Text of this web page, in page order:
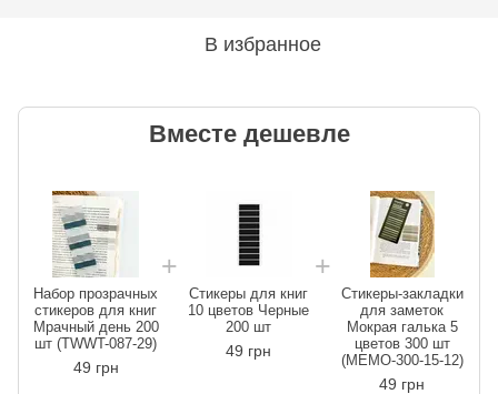
В избранное
Вместе дешевле
Набор прозрачных
стикеров для книг
Мрачный день 200
шт (TWWT-087-29)
49 грн
Стикеры для книг
10 цветов Черные
200 шт
49 грн
Стикеры-закладки
для заметок
Мокрая галька 5
цветов 300 шт
(MEMO-300-15-12)
49 грн